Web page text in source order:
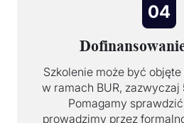
04
Szkolenie może być
w ramach BUR,
Pomagamy
prowadzimy przez